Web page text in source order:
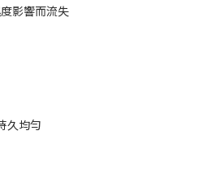
影響而流失
久均勻